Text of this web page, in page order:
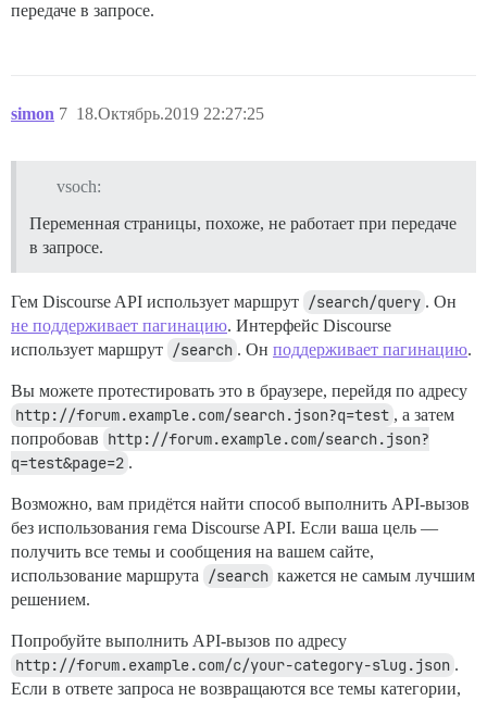
передаче в запросе.
simon 18.Октябрь.2019 22:27:25
7
vsoch:
Переменная страницы, похоже, не работает при передаче
в запросе.
Гем Discourse API использует маршрут /search/query . Он
не поддерживает пагинацию. Интерфейс Discourse
использует маршрут /search . Он поддерживает пагинацию.
Вы можете протестировать это в браузере, перейдя по адресу
http://forum.example.com/search.json?q=test , а затем
попробовав http://forum.example.com/search.json?
q=test&page=2 .
Возможно, вам придётся найти способ выполнить API-вызов
без использования гема Discourse API. Если ваша цель —
получить все темы и сообщения на вашем сайте,
использование маршрута
/search кажется не самым лучшим
решением.
Попробуйте выполнить API-вызов по адресу
http://forum.example.com/c/your-category-slug.json .
Если в ответе запроса не возвращаются все темы категории,